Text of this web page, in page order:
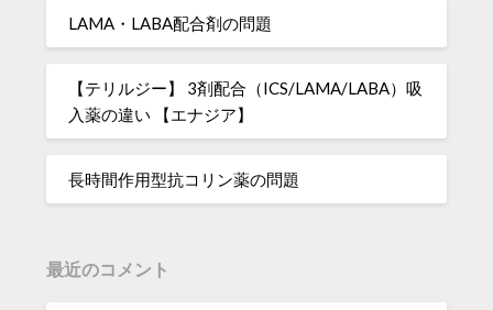
LAMA・LABA配合剤の問題
【テリルジー】 3剤配合（ICS/LAMA/LABA）吸
入薬の違い 【エナジア】
長時間作用型抗コリン薬の問題
最近のコメント